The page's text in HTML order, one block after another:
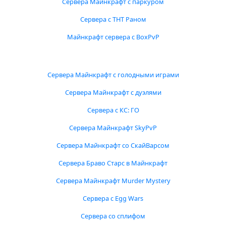
Сервера с ТНТ Раном
Майнкрафт сервера с BoxPvP
Сервера Майнкрафт с голодными играми
Сервера Майнкрафт с дуэлями
Сервера с КС: ГО
Сервера Майнкрафт SkyPvP
Сервера Майнкрафт со СкайВарсом
Сервера Браво Старс в Майнкрафт
Сервера Майнкрафт Murder Mystery
Сервера с Egg Wars
Сервера со сплифом